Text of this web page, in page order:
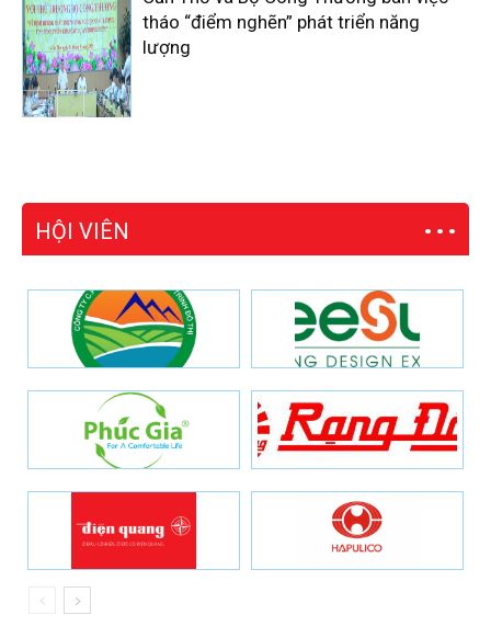
tháo “điểm nghẽn” phát triển năng
lượng
HỘI VIÊN